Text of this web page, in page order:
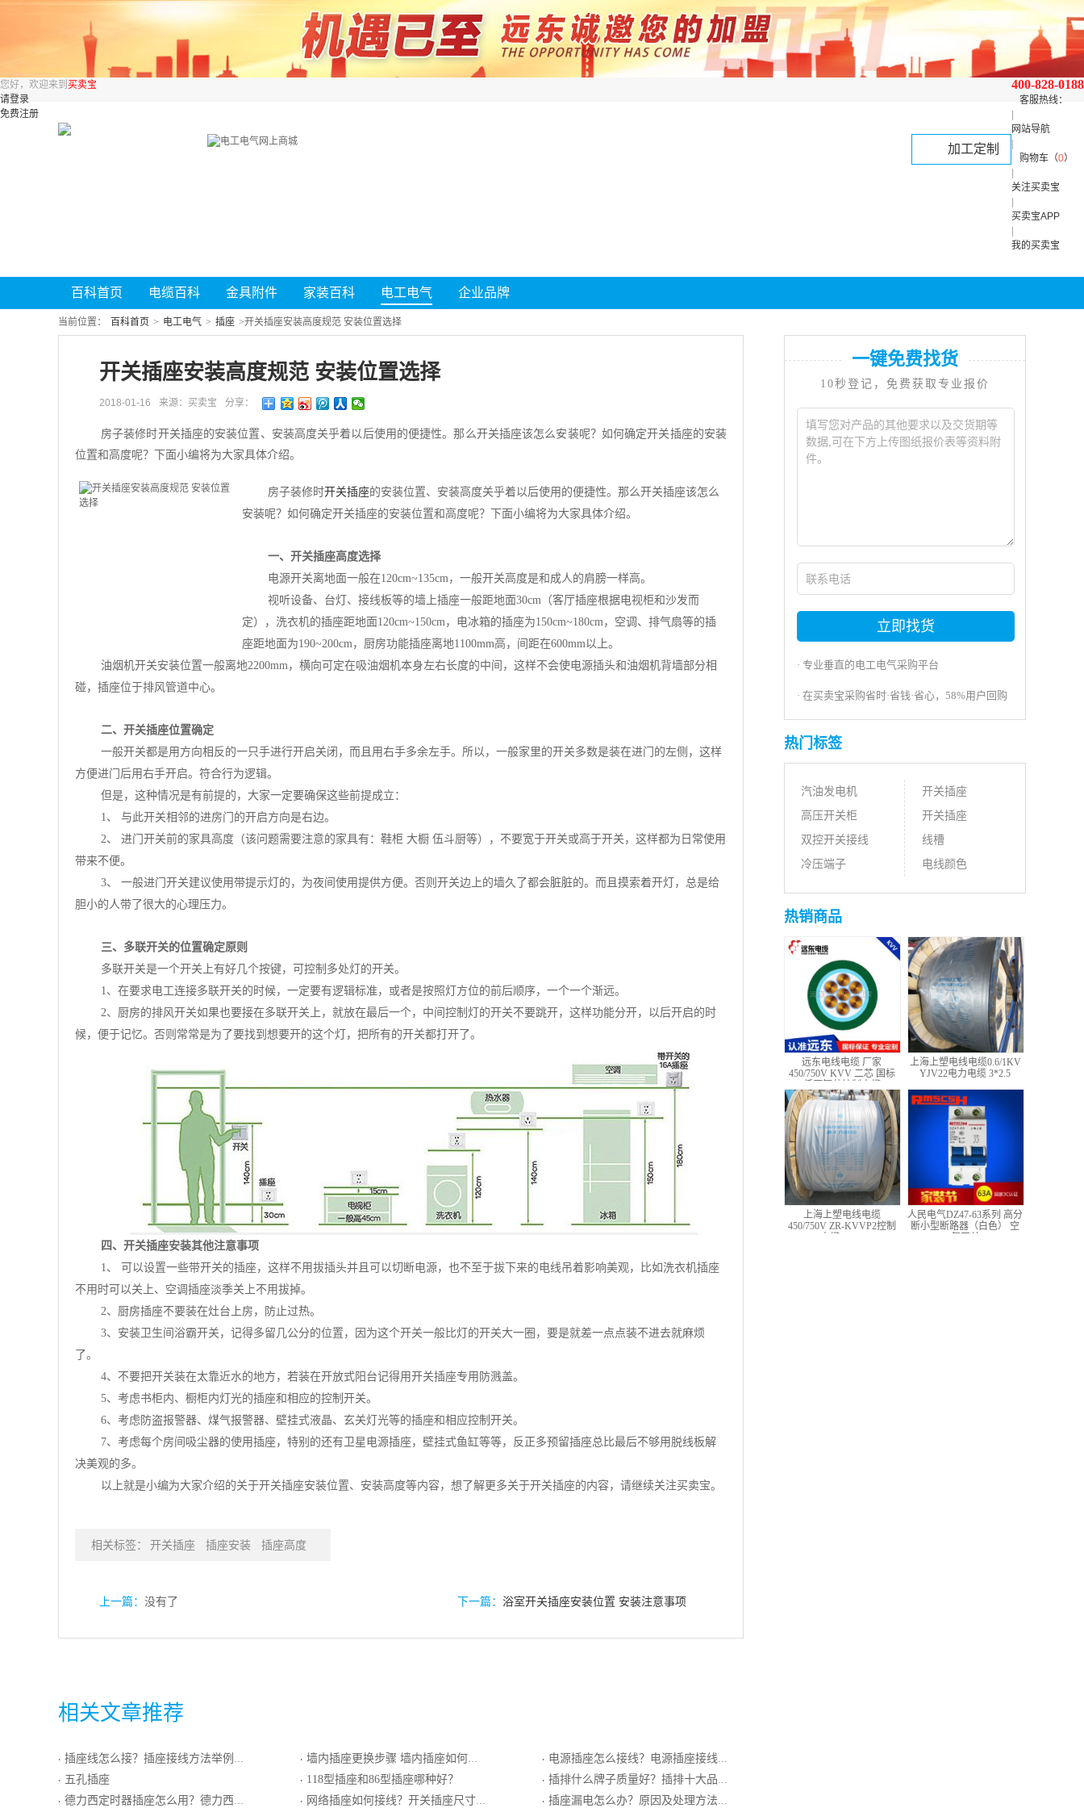
400-828-0188
客服热线：
网站导航
购物车（0）
关注买卖宝
买卖宝APP
我的买卖宝
您好，欢迎来到 买卖宝
请登录
免费注册
加工定制
百科首页 电缆百科 金具附件 家装百科 电工电气 企业品牌
当前位置： 百科首页 > 电工电气 > 插座 >开关插座安装高度规范 安装位置选择
开关插座安装高度规范 安装位置选择
2018-01-16 来源：买卖宝 分享：
房子装修时开关插座的安装位置、安装高度关乎着以后使用的便捷性。那么开关插座该怎么安装呢？如何确定开关插座的安装
位置和高度呢？下面小编将为大家具体介绍。
房子装修时开关插座的安装位置、安装高度关乎着以后使用的便捷性。那么开关插座该怎么
安装呢？如何确定开关插座的安装位置和高度呢？下面小编将为大家具体介绍。
一、开关插座高度选择
电源开关离地面一般在120cm~135cm，一般开关高度是和成人的肩膀一样高。
视听设备、台灯、接线板等的墙上插座一般距地面30cm（客厅插座根据电视柜和沙发而
定），洗衣机的插座距地面120cm~150cm，电冰箱的插座为150cm~180cm，空调、排气扇等的插
座距地面为190~200cm，厨房功能插座离地1100mm高，间距在600mm以上。
油烟机开关安装位置一般离地2200mm，横向可定在吸油烟机本身左右长度的中间，这样不会使电源插头和油烟机背墙部分相
碰，插座位于排风管道中心。
二、开关插座位置确定
一般开关都是用方向相反的一只手进行开启关闭，而且用右手多余左手。所以，一般家里的开关多数是装在进门的左侧，这样
方便进门后用右手开启。符合行为逻辑。
但是，这种情况是有前提的，大家一定要确保这些前提成立：
1、 与此开关相邻的进房门的开启方向是右边。
2、 进门开关前的家具高度（该问题需要注意的家具有：鞋柜 大橱 伍斗厨等），不要宽于开关或高于开关，这样都为日常使用
带来不便。
3、 一般进门开关建议使用带提示灯的，为夜间使用提供方便。否则开关边上的墙久了都会脏脏的。而且摸索着开灯，总是给
胆小的人带了很大的心理压力。
三、多联开关的位置确定原则
多联开关是一个开关上有好几个按键，可控制多处灯的开关。
1、在要求电工连接多联开关的时候，一定要有逻辑标准，或者是按照灯方位的前后顺序，一个一个渐远。
2、厨房的排风开关如果也要接在多联开关上，就放在最后一个，中间控制灯的开关不要跳开，这样功能分开，以后开启的时
候，便于记忆。否则常常是为了要找到想要开的这个灯，把所有的开关都打开了。
四、开关插座安装其他注意事项
1、 可以设置一些带开关的插座，这样不用拔插头并且可以切断电源，也不至于拔下来的电线吊着影响美观，比如洗衣机插座
不用时可以关上、空调插座淡季关上不用拔掉。
2、厨房插座不要装在灶台上房，防止过热。
3、安装卫生间浴霸开关，记得多留几公分的位置，因为这个开关一般比灯的开关大一圈，要是就差一点点装不进去就麻烦
了。
4、不要把开关装在太靠近水的地方，若装在开放式阳台记得用开关插座专用防溅盖。
5、考虑书柜内、橱柜内灯光的插座和相应的控制开关。
6、考虑防盗报警器、煤气报警器、壁挂式液晶、玄关灯光等的插座和相应控制开关。
7、考虑每个房间吸尘器的使用插座，特别的还有卫星电源插座，壁挂式鱼缸等等，反正多预留插座总比最后不够用脱线板解
决美观的多。
以上就是小编为大家介绍的关于开关插座安装位置、安装高度等内容，想了解更多关于开关插座的内容，请继续关注买卖宝。
相关标签： 开关插座 插座安装 插座高度
上一篇： 没有了 下一篇： 浴室开关插座安装位置 安装注意事项
相关文章推荐
· 插座线怎么接？插座接线方法举例介绍
· 五孔插座
· 德力西定时器插座怎么用？德力西定时插座价格介绍
· 墙内插座更换步骤 墙内插座如何选购
· 118型插座和86型插座哪种好？
· 网络插座如何接线？开关插座尺寸介绍
· 电源插座怎么接线？电源插座接线注意事项
· 插排什么牌子质量好？插排十大品牌介绍
· 插座漏电怎么办？原因及处理方法介绍
一键免费找货
10秒登记，免费获取专业报价
立即找货
· 专业垂直的电工电气采购平台
· 在买卖宝采购省时·省钱·省心，58%用户回购
热门标签
汽油发电机
高压开关柜
双控开关接线
冷压端子
开关插座
开关插座
线槽
电线颜色
热销商品
远东电线电缆 厂家
450/750V KVV 二芯 国标
上海上塑电线电缆0.6/1KV
YJV22电力电缆 3*2.5
上海上塑电线电缆
450/750V ZR-KVVP2控制
人民电气DZ47-63系列 高分
断小型断路器（白色） 空